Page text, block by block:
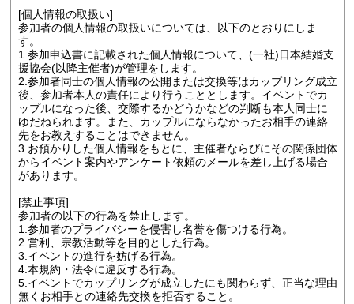
[個人情報の取扱い]
参加者の個人情報の取扱いについては、以下のとおりにしま
す。
1.参加申込書に記載された個人情報について、(一社)日本結婚支
援協会(以降主催者)が管理をします。
2.参加者同士の個人情報の公開または交換等はカップリング成立
後、参加者本人の責任により行うこととします。イベントでカ
ップルになった後、交際するかどうかなどの判断も本人同士に
ゆだねられます。また、カップルにならなかったお相手の連絡
先をお教えすることはできません。
3.お預かりした個人情報をもとに、主催者ならびにその関係団体
からイベント案内やアンケート依頼のメールを差し上げる場合
があります。
[禁止事項]
参加者の以下の行為を禁止します。
1.参加者のプライバシーを侵害し名誉を傷つける行為。
2.営利、宗教活動等を目的とした行為。
3.イベントの進行を妨げる行為。
4.本規約・法令に違反する行為。
5.イベントでカップリングが成立したにも関わらず、正当な理由
無くお相手との連絡先交換を拒否すること。